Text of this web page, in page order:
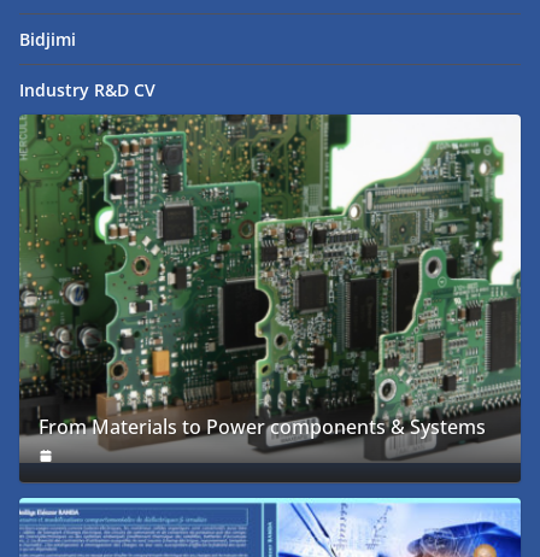
Bidjimi
Industry R&D CV
From Materials to Power components & Systems